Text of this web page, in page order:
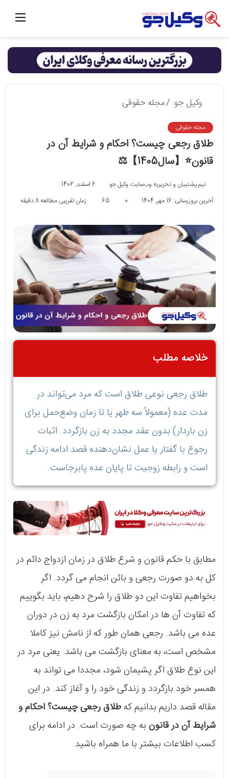
منو
وکیل جو /مجله حقوقی
مجله حقوقی
طلاق رجعی چیست؟ احکام و شرایط آن در
قانون⭐【سال1405】⚖️
تیم پشتیبان و تحریریه وب‌سایت وکیل جو
6 اسفند, 1402
آخرین بروزرسانی: 16 مهر, 1404
0
65 زمان تقریبی مطالعه 8 دقیقه
خلاصه مطلب
طلاق رجعی نوعی طلاق است که مرد می‌تواند در
مدت عده (معمولاً سه طهر یا تا زمان وضع‌حمل برای
زن باردار) بدون عقد مجدد به زن بازگردد. اثبات
رجوع با گفتار یا عمل نشان‌دهنده قصد ادامه زندگی
است و رابطه زوجیت تا پایان عده پابرجاست.
مطابق با حکم قانون و شرع طلاق در زمان ازدواج دائم در
کل به دو صورت رجعی و بائن انجام می‌ گردد. اگر
بخواهیم تفاوت این دو طلاق را شرح دهیم، باید بگوییم
که تفاوت آن ها در امکان بازگشت مرد به زن در دوران
عده می‌ باشد. رجعی همان طور که از نامش نیز کاملا
مشخص است، به معنای بازگشت می‌ باشد. یعنی مرد در
این نوع طلاق اگر پشیمان شود، مجددا می‌ تواند به
همسر خود بازگردد و زندگی خود را و آغاز کند. در این
مقاله قصد داریم بدانیم کهطلاق رجعی چیست؟ احکام و
شرایط آن در قانون به چه صورت است. در ادامه برای
کسب اطلاعات بیشتر با ما همراه باشید.